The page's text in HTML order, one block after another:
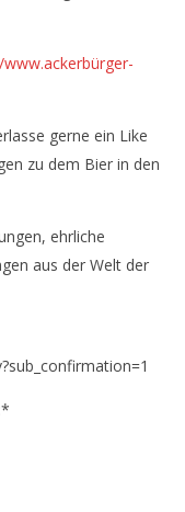
gerne ein Like
zu dem Bier in den
ehrliche
aus der Welt der